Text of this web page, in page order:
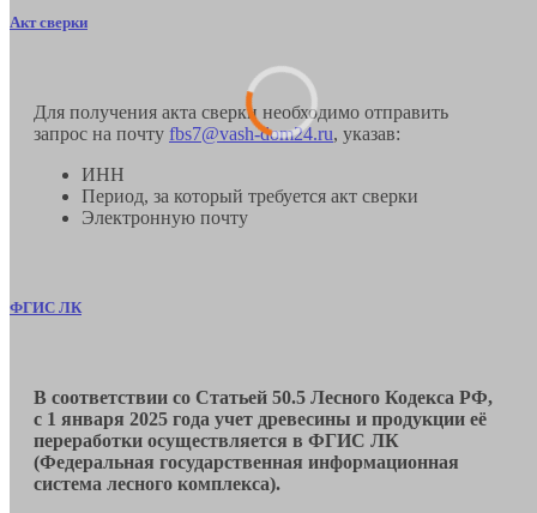
Акт сверки
Для получения акта сверки необходимо отправить
запрос на почту fbs7@vash-dom24.ru, указав:
ИНН
Период, за который требуется акт сверки
Электронную почту
ФГИС ЛК
В соответствии со Статьей 50.5 Лесного Кодекса РФ,
с 1 января 2025 года учет древесины и продукции её
переработки осуществляется в ФГИС ЛК
(Федеральная государственная информационная
система лесного комплекса).